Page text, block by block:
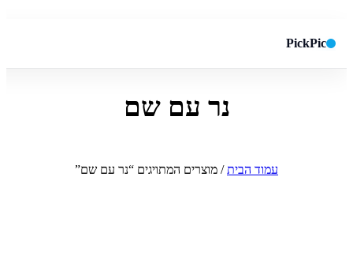
PickPic
חפש
נר עם שם
עמוד הבית/ מוצרים המתויגים “נר עם שם”